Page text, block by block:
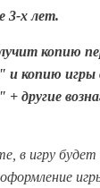
3-х лет.
копию
и копию
" + другие
в игру
оформление